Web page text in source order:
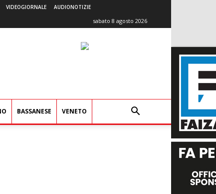
VIDEOGIORNALE AUDIONOTIZIE
sabato 8 agosto 2026
BASSANESE VENETO